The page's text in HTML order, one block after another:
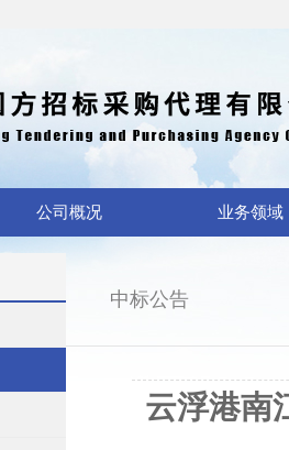
公司概况 业务领域
中标公告
云浮港南